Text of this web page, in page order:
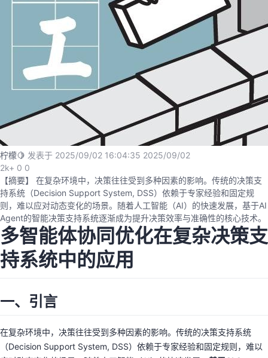
注
堂
我
的
课
我
的
我
验
收
Programs
我
的
技
术
持
我
的
云
建
议
柠檬🍋 发表于 2025/09/02 16:04:35 2025/09/02
2k+ 0 0
【摘要】 在复杂环境中，决策往往受到多种因素的影响。传统的决策支
持系统（Decision Support System, DSS）依赖于专家经验和固定规
则，难以应对动态变化的场景。随着人工智能（AI）的快速发展，基于AI
Agent的智能决策支持系统逐渐成为提升决策效率与准确性的核心技术。
多智能体协同优化在复杂决策支
持系统中的应用
一、引言
在复杂环境中，决策往往受到多种因素的影响。传统的决策支持系统
（Decision Support System, DSS）依赖于专家经验和固定规则，难以